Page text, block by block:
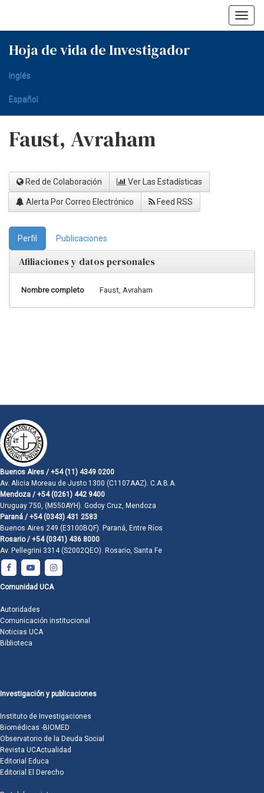
Hoja de vida de Investigador
Inglés
Español
Faust, Avraham
Red de Colaboración Ver Las Estadísticas
Alerta Por Correo Electrónico Feed RSS
Perfil Publicaciones
Afiliaciones y datos personales
Nombre completo Faust, Avraham
Buenos Aires / +54 (11) 4349 0200
Av. Alicia Moreau de Justo 1300 (C1107AAZ). C.A.B.A.
Mendoza / +54 (0261) 442 9400
Uruguay 750, (M550AYH). Godoy Cruz, Mendoza
Paraná / +54 (0343) 431 2583
Buenos Aires 249 (E3100BQF). Paraná, Entre Ríos
Rosario / +54 (0341) 436 8000
Av. Pellegrini 3314 (S2002QEO). Rosario, Santa Fe
Comunidad UCA
Autoridades
Comunicación institucional
Noticias UCA
Biblioteca
Investigación y publicaciones
Instituto de Investigaciones
Biomédicas -BIOMED
Observatorio de la Deuda Social
Revista UCActualidad
Editorial Educa
Editorial El Derecho